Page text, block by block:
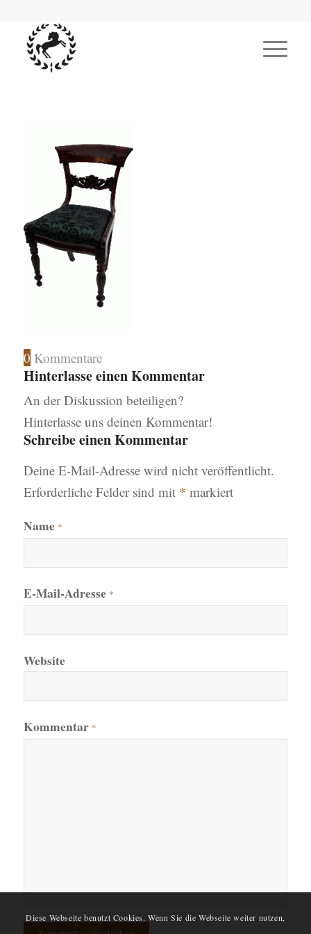
0 Kommentare
Hinterlasse einen Kommentar
An der Diskussion beteiligen?
Hinterlasse uns deinen Kommentar!
Schreibe einen Kommentar
Deine E-Mail-Adresse wird nicht veröffentlicht.
Erforderliche Felder sind mit * markiert
Name *
E-Mail-Adresse *
Website
Kommentar *
Diese Webseite benutzt Cookies. Wenn Sie die Webseite weiter nutzen,